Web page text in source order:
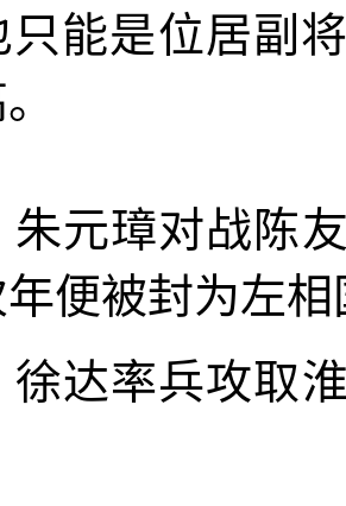
只能是位居副
朱元璋对战陈
便被封为左相
徐达率兵攻取